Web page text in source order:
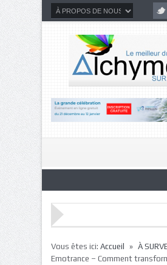
Vous êtes ici: Accueil » À
Emotrance – Comment